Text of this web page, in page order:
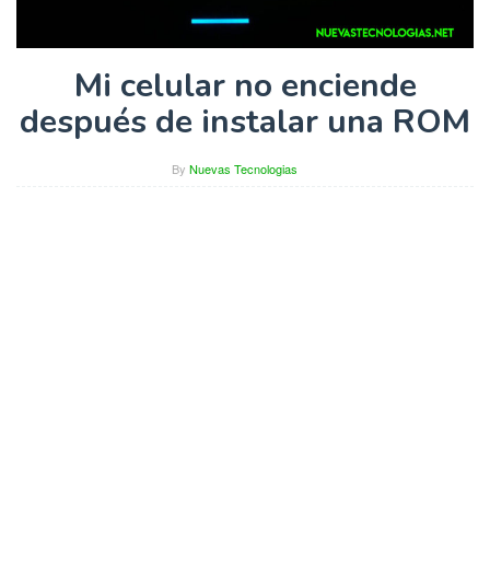
Mi celular no enciende
después de instalar una ROM
By Nuevas Tecnologias